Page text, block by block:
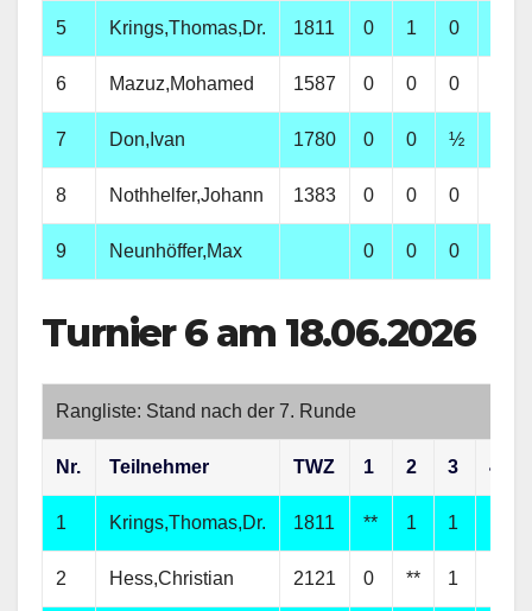
5 Krings,Thomas,Dr. 1811 0 1 0
6 Mazuz,Mohamed 1587 0 0 0
7 Don,Ivan 1780 0 0 ½
8 Nothhelfer,Johann 1383 0 0 0
9 Neunhöffer,Max 0 0 0
Turnier 6 am 18.06.2026
Rangliste: Stand nach der 7. Runde
Nr. Teilnehmer TWZ 1 2 3 4
1 Krings,Thomas,Dr. 1811 ** 1 1
2 Hess,Christian 2121 0 ** 1